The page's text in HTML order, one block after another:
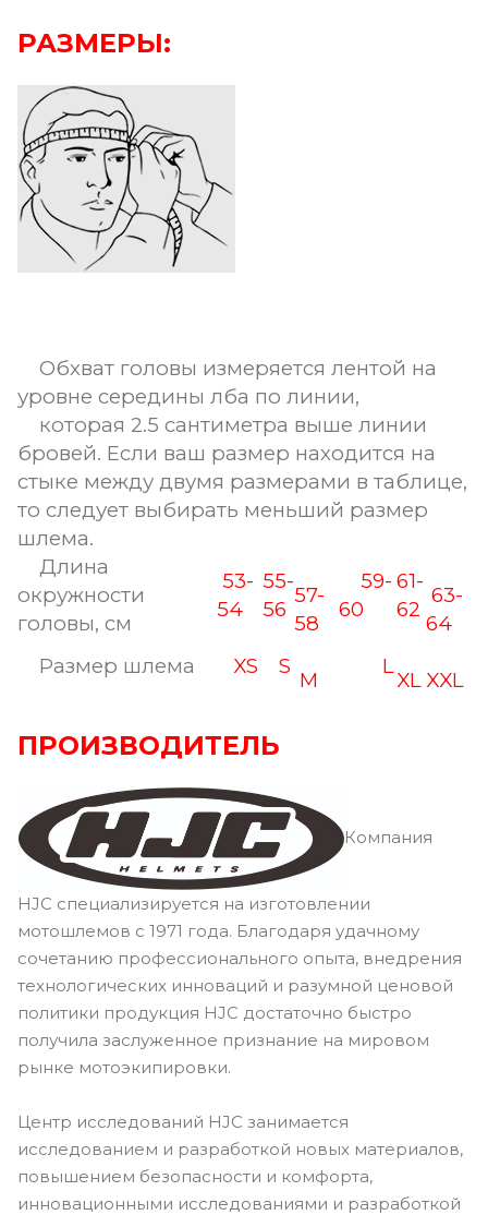
РАЗМЕРЫ:
Обхват головы измеряется лентой на
уровне середины лба по линии,
которая 2.5 сантиметра выше линии
бровей. Если ваш размер находится на
стыке между двумя размерами в таблице,
то следует выбирать меньший размер
шлема.
Длина
окружности
головы, см
53-
54
55-
56
57-
58
59-
60
61-
62
63-
64
Размер шлема
XS S
M
L
XL XXL
ПРОИЗВОДИТЕЛЬ
Компания
HJC специализируется на изготовлении
мотошлемов с 1971 года. Благодаря удачному
сочетанию профессионального опыта, внедрения
технологических инноваций и разумной ценовой
политики продукция HJC достаточно быстро
получила заслуженное признание на мировом
рынке мотоэкипировки.
Центр исследований HJC занимается
исследованием и разработкой новых материалов,
повышением безопасности и комфорта,
инновационными исследованиями и разработкой